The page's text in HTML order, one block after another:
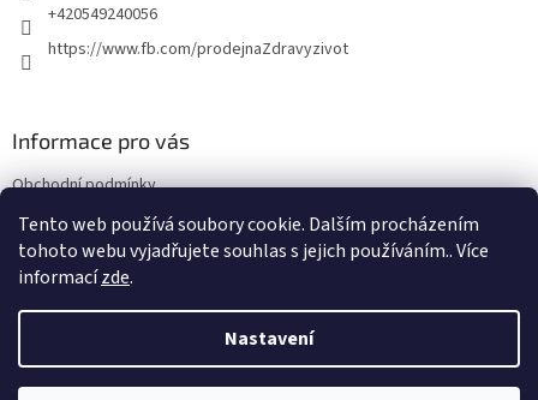
Tento web používá soubory cookie. Dalším procházením
tohoto webu vyjadřujete souhlas s jejich používáním.. Více
informacízde.
Nastavení
+420549240056
https://www.fb.com/prodejnaZdravyzivot
Informace pro vás
Obchodní podmínky
Podmínky ochrany osobních údajů
Copyright 2026E-shop Zdravý život. Všechna práva vyhrazena.